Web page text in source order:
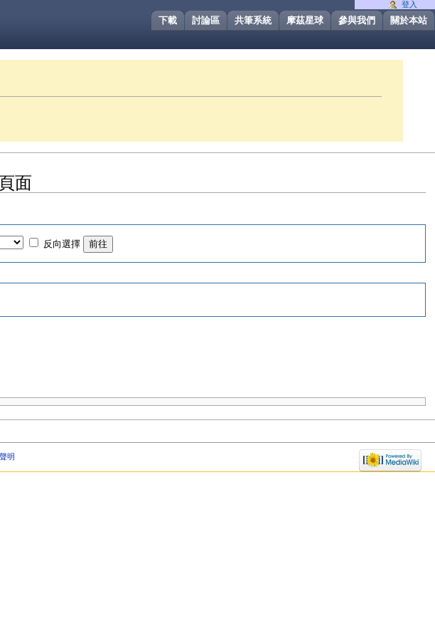
關於本站
參與我們
摩茲星球
共筆系統
討論區
下載
面
反向選擇
登入
明